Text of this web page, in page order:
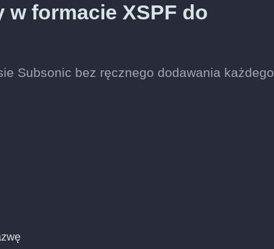
formacie XSPF do
Subsonic bez ręcznego dodawania każdego